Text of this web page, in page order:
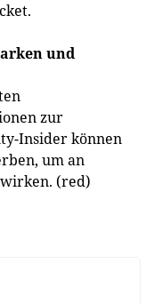
und
zur
Insider können
um an
(red)